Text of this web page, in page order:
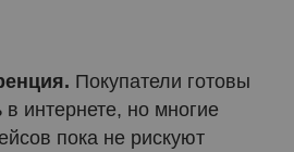
Покупатели готовы
интернете, но многие
пока не рискуют